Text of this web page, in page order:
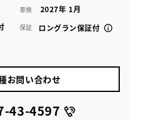
車検 2027年 1月
保証 ロングラン保証付
お問い合わせ
43-4597